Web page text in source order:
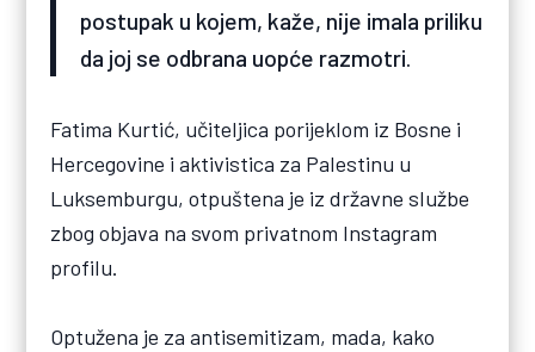
postupak u kojem, kaže, nije imala priliku
da joj se odbrana uopće razmotri.
Fatima Kurtić, učiteljica porijeklom iz Bosne i
Hercegovine i aktivistica za Palestinu u
Luksemburgu, otpuštena je iz državne službe
zbog objava na svom privatnom Instagram
profilu.
Optužena je za antisemitizam, mada, kako